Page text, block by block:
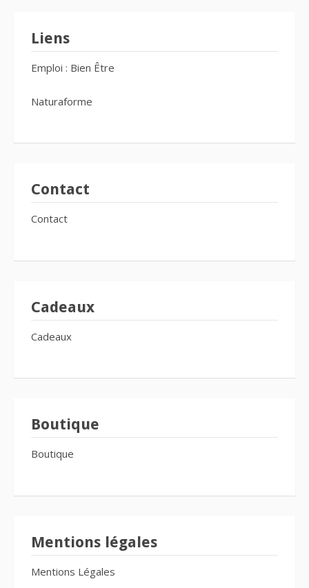
Liens
Emploi : Bien Être
Naturaforme
Contact
Contact
Cadeaux
Cadeaux
Boutique
Boutique
Mentions légales
Mentions Légales